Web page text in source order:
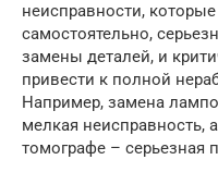
неисправности,
самостоятельно,
замены деталей, и
привести к полной
Например, замена
мелкая неисправность,
томографе – серьезная